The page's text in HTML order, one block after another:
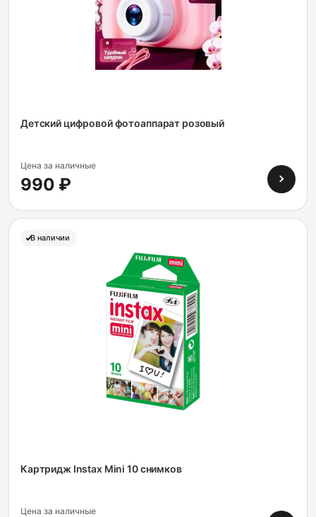
Детский цифровой фотоаппарат розовый
Цена за наличные
990 ₽
В наличии
Картридж Instax Mini 10 снимков
Цена за наличные